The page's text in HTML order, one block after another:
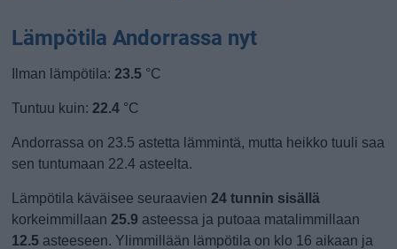
Lämpötila Andorrassa nyt
Ilman lämpötila:23.5 °C
Tuntuu kuin:22.4 °C
Andorrassa on 23.5 astetta lämmintä, mutta heikko tuuli saa
sen tuntumaan 22.4 asteelta.
Lämpötila käväisee seuraavien24 tunnin sisällä
korkeimmillaan25.9 asteessa ja putoaa matalimmillaan
12.5 asteeseen. Ylimmillään lämpötila on klo 16 aikaan ja